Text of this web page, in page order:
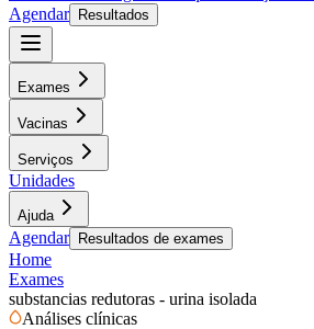
Agendar
Resultados
Exames
Vacinas
Serviços
Unidades
Ajuda
Agendar Resultados de exames
Home
Exames
substancias redutoras - urina isolada
Análises clínicas